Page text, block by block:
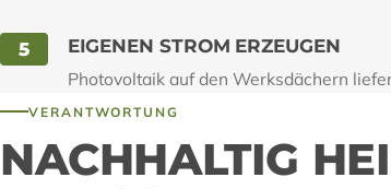
5
EIGENEN STROM ERZEUGEN
Photovoltaik auf den Werksdächern
VERANTWORTUNG
NACHHALTIG